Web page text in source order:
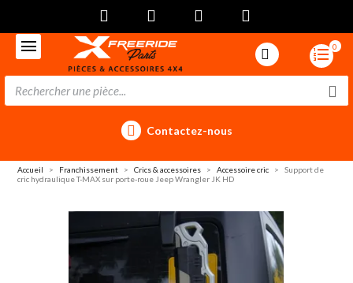
0
Contactez-nous
Accueil Franchissement Crics & accessoires Accessoire cric
Support de
cric hydraulique T-MAX sur porte-roue Jeep Wrangler JK HD